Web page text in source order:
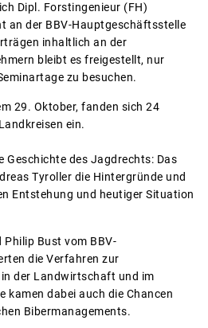
Dipl. Forstingenieur (FH)
an der BBV-Hauptgeschäftsstelle
inhaltlich an der
bleibt es freigestellt, nur
zu besuchen.
29. Oktober, fanden sich 24
ein.
Geschichte des Jagdrechts: Das
Tyroller die Hintergründe und
Entstehung und heutiger Situation
Bust vom BBV-
die Verfahren zur
der Landwirtschaft und im
kamen dabei auch die Chancen
Bibermanagements.